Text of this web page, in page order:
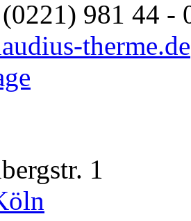
981 44 -
therme.de
1